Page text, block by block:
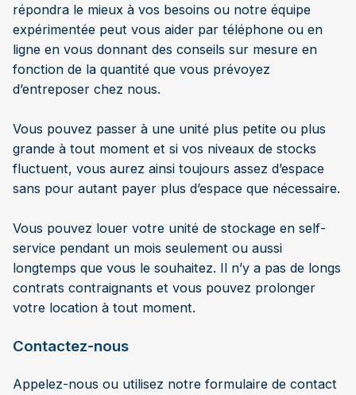
répondra le mieux à vos besoins ou notre équipe
expérimentée peut vous aider par téléphone ou en
ligne en vous donnant des conseils sur mesure en
fonction de la quantité que vous prévoyez
d’entreposer chez nous.
Vous pouvez passer à une unité plus petite ou plus
grande à tout moment et si vos niveaux de stocks
fluctuent, vous aurez ainsi toujours assez d’espace
sans pour autant payer plus d’espace que nécessaire.
Vous pouvez louer votre unité de stockage en self-
service pendant un mois seulement ou aussi
longtemps que vous le souhaitez. Il n’y a pas de longs
contrats contraignants et vous pouvez prolonger
votre location à tout moment.
Contactez-nous
Appelez-nous ou utilisez notre formulaire de contact